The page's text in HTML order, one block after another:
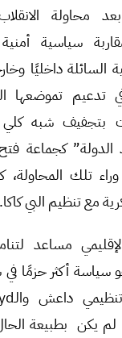
محاولة
سياسية
السائلة داخليًا
تدعيم تموضعها
بتجفيف شبه كلي
كجماعة فتح
تلك
مع تنظيم البي كاكا.
مساعد
سياسة أكثر حزمًا في
لم يكن بطبيعة